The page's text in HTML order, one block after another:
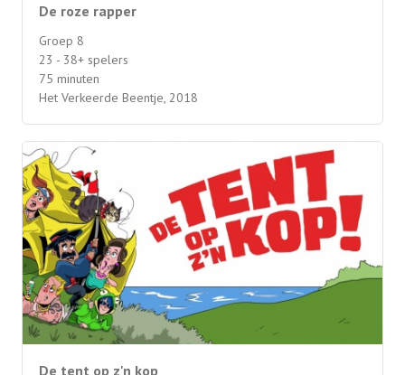
De roze rapper
Groep 8
23 - 38+ spelers
75 minuten
Het Verkeerde Beentje, 2018
De tent op z'n kop